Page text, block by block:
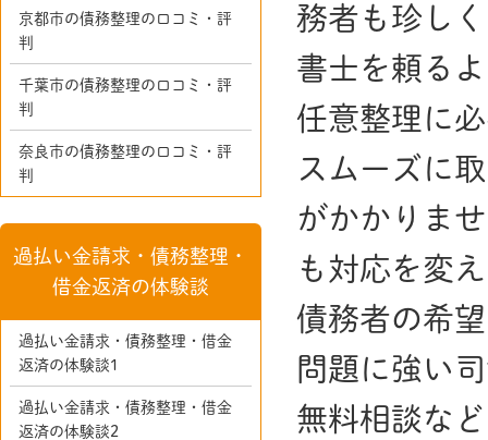
務者も珍し
書士を頼る
任意整理に
スムーズに
がかかりま
も対応を変
債務者の希
問題に強い
無料相談な
京都市の債務整理の口コミ・評
判
千葉市の債務整理の口コミ・評
判
奈良市の債務整理の口コミ・評
判
過払い金請求・債務整理・
借金返済の体験談
過払い金請求・債務整理・借金
返済の体験談1
過払い金請求・債務整理・借金
返済の体験談2